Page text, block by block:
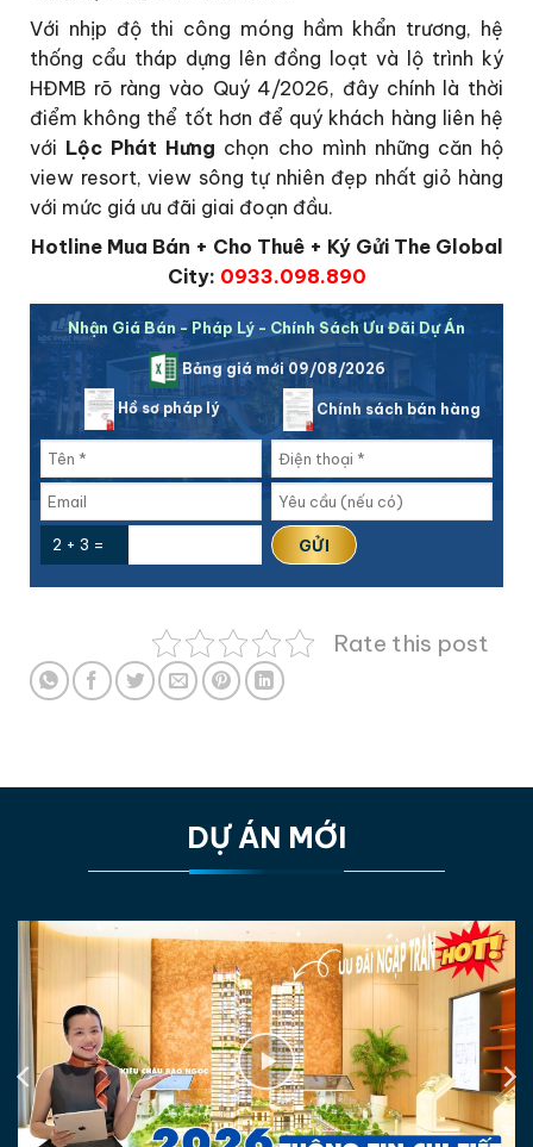
Với nhịp độ thi công móng hầm khẩn trương, hệ
thống cẩu tháp dựng lên đồng loạt và lộ trình ký
HĐMB rõ ràng vào Quý 4/2026, đây chính là thời
điểm không thể tốt hơn để quý khách hàng liên hệ
với Lộc Phát Hưng chọn cho mình những căn hộ
view resort, view sông tự nhiên đẹp nhất giỏ hàng
với mức giá ưu đãi giai đoạn đầu.
Hotline Mua Bán + Cho Thuê + Ký Gửi The Global
City: 0933.098.890
Nhận Giá Bán - Pháp Lý - Chính Sách Ưu Đãi Dự Án
Bảng giá mới 09/08/2026
Hồ sơ pháp lý Chính sách bán hàng
2 + 3 =
Rate this post
DỰ ÁN MỚI